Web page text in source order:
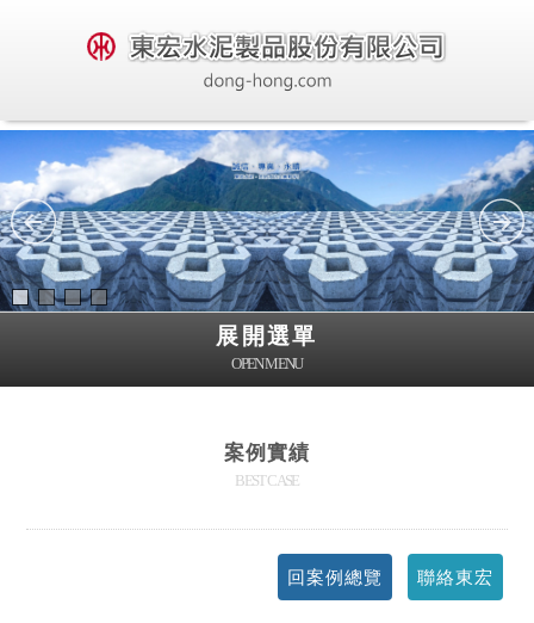
展開選單
OPEN MENU
案例實績
BEST CASE
回案例總覽 聯絡東宏